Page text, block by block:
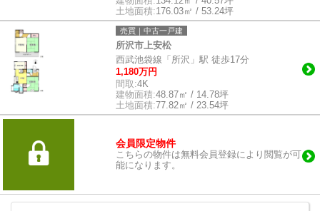
土地面積:176.03㎡ / 53.24坪
売買｜中古一戸建
所沢市上安松
西武池袋線「所沢」駅 徒歩17分
1,180万円
間取:4K
建物面積:48.87㎡ / 14.78坪
土地面積:77.82㎡ / 23.54坪
会員限定物件
こちらの物件は無料会員登録により閲覧が可
能になります。